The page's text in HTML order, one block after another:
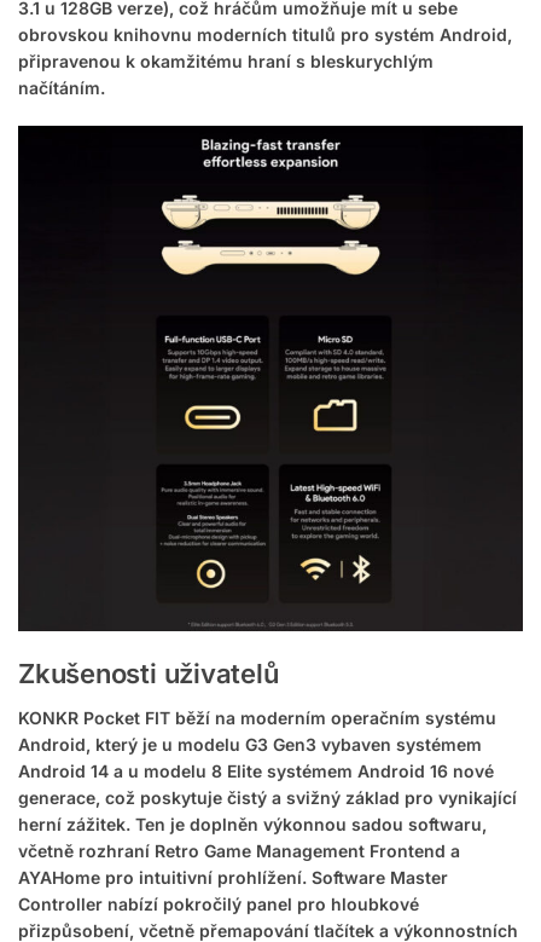
3.1 u 128GB verze), což hráčům umožňuje mít u sebe
obrovskou knihovnu moderních titulů pro systém Android,
připravenou k okamžitému hraní s bleskurychlým
načítáním.
Zkušenosti uživatelů
KONKR Pocket FIT běží na moderním operačním systému
Android, který je u modelu G3 Gen3 vybaven systémem
Android 14 a u modelu 8 Elite systémem Android 16 nové
generace, což poskytuje čistý a svižný základ pro vynikající
herní zážitek. Ten je doplněn výkonnou sadou softwaru,
včetně rozhraní Retro Game Management Frontend a
AYAHome pro intuitivní prohlížení. Software Master
Controller nabízí pokročilý panel pro hloubkové
přizpůsobení, včetně přemapování tlačítek a výkonnostních